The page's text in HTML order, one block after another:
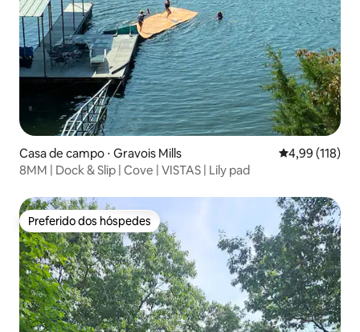
Casa de campo ⋅ Gravois Mills 4,99 de uma
4,99 (118)
8MM | Dock & Slip | Cove | VISTAS | Lily pad
Preferido dos hóspedes
Preferido dos hóspedes